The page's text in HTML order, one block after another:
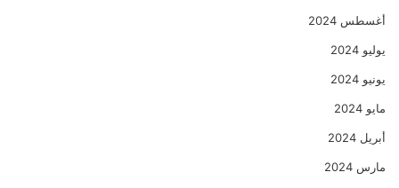
أغسطس 2024
يوليو 2024
يونيو 2024
مايو 2024
أبريل 2024
مارس 2024